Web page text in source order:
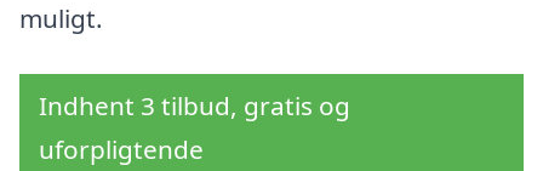
muligt.
Indhent 3 tilbud, gratis og
uforpligtende